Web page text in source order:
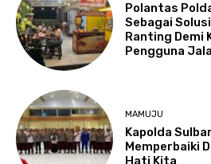
Polantas
Sebagai
Ranting Demi
Pengguna
MAMUJU
Kapolda
Memperbaiki
Hati Kita